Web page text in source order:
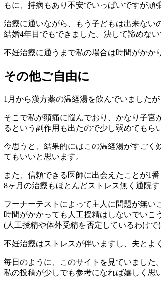
もに、持病もあり不安でいっぱいですが頑
治療に通いながら、もう子どもは出来ない
結婚4年目でもできました。決して諦めな
不妊治療に通うまで私の場合は時間がかか
その他ご自由に
1月から漢方薬の温経湯を飲んでいました
そこで私が頭痛に悩んでおり、かなり子宮
るという副作用も出たので少し弱めてもら
今思うと、結果的にはこの温経湯がすごく
てもいいと思います。
また、信頼できる医師に出会えたことが1番
8ヶ月の治療もほとんどストレス無く通院す
フーナーテストによって主人に問題が無い
時間がかかっても人工授精はしないでいこ
(人工授精や体外受精を否定しているわけで
不妊治療はストレスが伴いますし、夫とよ
毎日のように、このサイトを見ていました。
私の投稿が少しでも参考になれば嬉しく思